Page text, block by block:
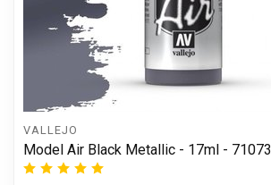
VALLEJO
Model Air Black Metallic - 17ml - 71073